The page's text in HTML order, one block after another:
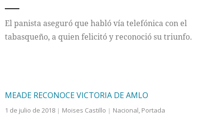
El panista aseguró que habló vía telefónica con el
tabasqueño, a quien felicitó y reconoció su triunfo.
MEADE RECONOCE VICTORIA DE AMLO
1 de julio de 2018 Moises Castillo Nacional, Portada